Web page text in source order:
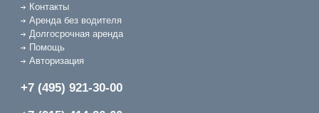
Контакты
Аренда без водителя
Долгосрочная аренда
Помощь
Авторизация
+7 (495) 921-30-00